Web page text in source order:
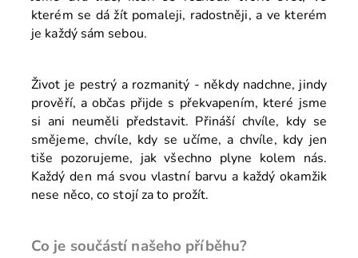
kterém se dá žít pomaleji, radostněji, a ve kterém
je každý sám sebou.
Život je pestrý a rozmanitý - někdy nadchne, jindy
prověří, a občas přijde s překvapením, které jsme
si ani neuměli představit. Přináší chvíle, kdy se
smějeme, chvíle, kdy se učíme, a chvíle, kdy jen
tiše pozorujeme, jak všechno plyne kolem nás.
Každý den má svou vlastní barvu a každý okamžik
nese něco, co stojí za to prožít.
Co je součástí našeho příběhu?